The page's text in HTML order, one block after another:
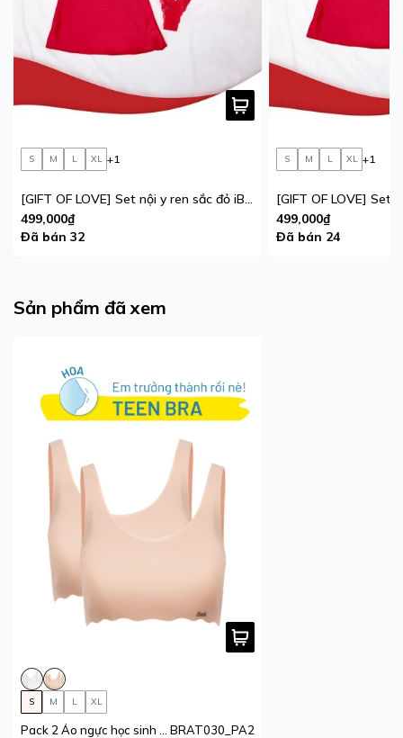
S M L XL +1
[GIFT OF LOVE] Set nội y ren sắc đỏ iBasic phiên bản giới hạn
499,000₫
Đã bán 32
S M L XL +1
499,000₫
Đã bán 24
Sản phẩm đã xem
S M L XL
BRAT030_PA2